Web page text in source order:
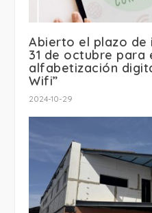
Abierto el plazo de
31 de octubre para
alfabetización
Wifi”
2024-10-29